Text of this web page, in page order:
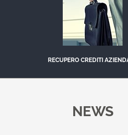
RECUPERO CREDITI
NEWS